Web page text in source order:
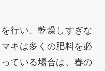
行い、乾燥しすぎな
キは多くの肥料を必
ている場合は、春の